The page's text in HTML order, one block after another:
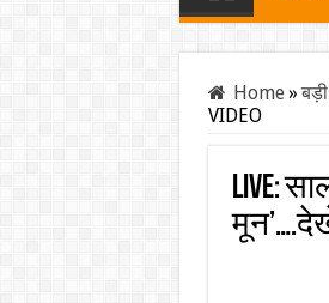
Home»
VIDEO
LIVE:
मून’….देखें